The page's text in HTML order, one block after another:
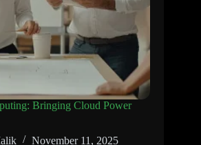
Bringing Cloud Power
November 11, 2025